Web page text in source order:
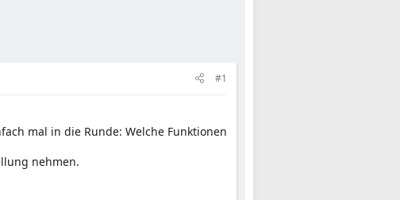
#1
mal in die Runde: Welche Funktionen
nehmen.